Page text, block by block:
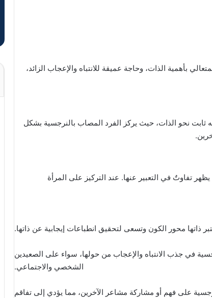
بأهمية الذات، وحاجة عميقة للانتباه والإعجاب الزائد،
نحو الذات، حيث يركز الفرد المصاب بالنرجسية بشكل
تفاوتٌ في التعبير عنها. عند التركيز على المرأة
ذاتها محور الكون وتسعى لتحقيق انطباعات إيجابية عن ذاتها.
في جذب الانتباه والإعجاب من حولها، سواء على الصعيدين
الشخصي والاجتماعي.
على فهم أو مشاركة مشاعر الآخرين، مما يؤدي إلى تفاقم